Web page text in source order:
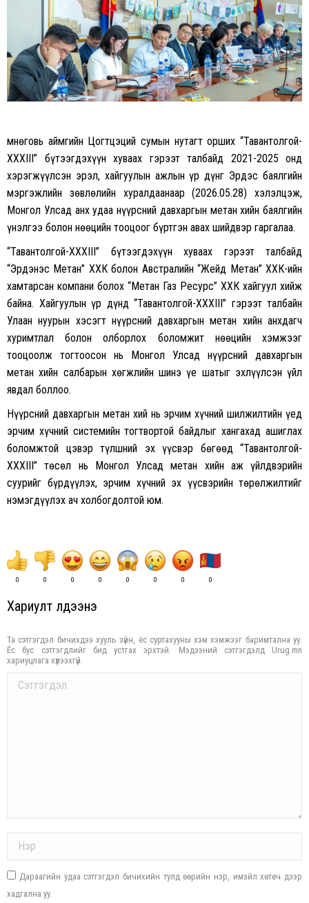
Өмнөговь аймгийн Цогтцэций сумын нутагт орших “Тавантолгой-
XXXIII” бүтээгдэхүүн хуваах гэрээт талбайд 2021-2025 онд
хэрэгжүүлсэн эрэл, хайгуулын ажлын үр дүнг Эрдэс баялгийн
мэргэжлийн зөвлөлийн хуралдаанаар (2026.05.28) хэлэлцэж,
Монгол Улсад анх удаа нүүрсний давхаргын метан хийн баялгийн
үнэлгээ болон нөөцийн тооцоог бүртгэн авах шийдвэр гаргалаа.
“Тавантолгой-XXXIII” бүтээгдэхүүн хуваах гэрээт талбайд
“Эрдэнэс Метан” ХХК болон Австралийн “Жейд Метан” ХХК-ийн
хамтарсан компани болох “Метан Газ Ресурс” ХХК хайгуул хийж
байна. Хайгуулын үр дүнд “Тавантолгой-XXXIII” гэрээт талбайн
Улаан нуурын хэсэгт нүүрсний давхаргын метан хийн анхдагч
хуримтлал болон олборлох боломжит нөөцийн хэмжээг
тооцоолж тогтоосон нь Монгол Улсад нүүрсний давхаргын
метан хийн салбарын хөгжлийн шинэ үе шатыг эхлүүлсэн үйл
явдал боллоо.
Нүүрсний давхаргын метан хий нь эрчим хүчний шилжилтийн үед
эрчим хүчний системийн тогтвортой байдлыг хангахад ашиглах
боломжтой цэвэр түлшний эх үүсвэр бөгөөд “Тавантолгой-
XXXIII” төсөл нь Монгол Улсад метан хийн аж үйлдвэрийн
суурийг бүрдүүлэх, эрчим хүчний эх үүсвэрийн төрөлжилтийг
нэмэгдүүлэх ач холбогдолтой юм.
0 0 0 0 0 0 0 0
Хариулт үлдээнэ үү
Та сэтгэгдэл бичихдээ хууль зүйн, ёс суртахууны хэм хэмжээг баримтална уу.
Ёс бус сэтгэгдлийг бид устгах эрхтэй. Мэдээний сэтгэгдэлд Urug.mn
хариуцлага хүлээхгүй.
Comment
Дараагийн удаа сэтгэгдэл бичихийн тулд өөрийн нэр, имэйл хөтөч дээр
хадгална уу.